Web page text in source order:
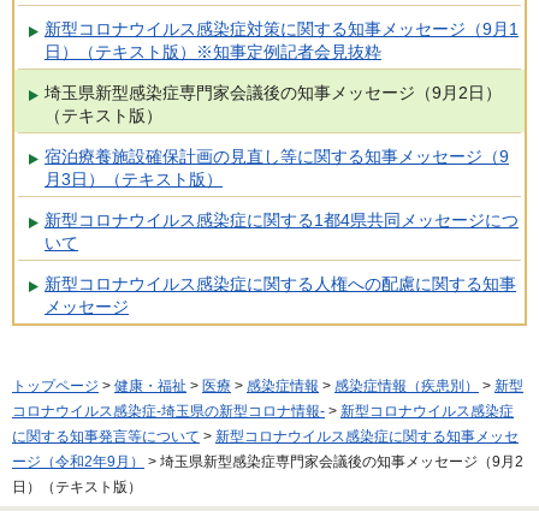
新型コロナウイルス感染症対策に関する知事メッセージ（9月1
日）（テキスト版）※知事定例記者会見抜粋
埼玉県新型感染症専門家会議後の知事メッセージ（9月2日）
（テキスト版）
宿泊療養施設確保計画の見直し等に関する知事メッセージ（9
月3日）（テキスト版）
新型コロナウイルス感染症に関する1都4県共同メッセージにつ
いて
新型コロナウイルス感染症に関する人権への配慮に関する知事
メッセージ
トップページ > 健康・福祉 > 医療 > 感染症情報 > 感染症情報（疾患別） > 新型
コロナウイルス感染症-埼玉県の新型コロナ情報- > 新型コロナウイルス感染症
に関する知事発言等について > 新型コロナウイルス感染症に関する知事メッセ
ージ（令和2年9月）
> 埼玉県新型感染症専門家会議後の知事メッセージ（9月2
日）（テキスト版）